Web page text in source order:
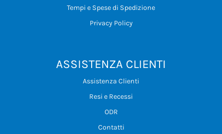
Tempi e Spese di Spedizione
Privacy Policy
ASSISTENZA CLIENTI
Assistenza Clienti
Resi e Recessi
ODR
Contatti